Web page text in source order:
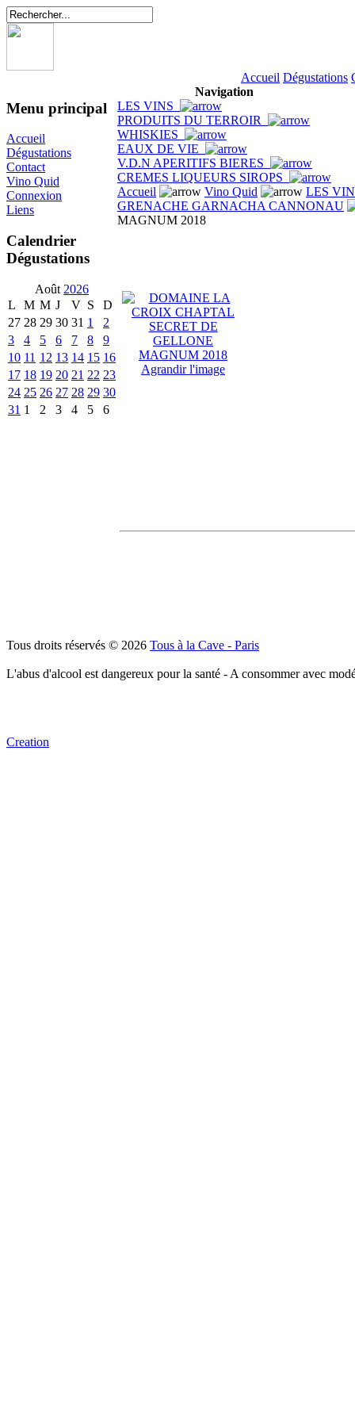
Accueil Dégustations
Menu principal
Accueil
Dégustations
Contact
Vino Quid
Connexion
Liens
Calendrier
Dégustations
Août 2026
L
M M J V S
D
27 28 29 30 31 1
2
3
4 5 6 7 8
9
10 11 12 13 14 15 16
17 18 19 20 21 22 23
24 25 26 27 28 29 30
31 1 2 3 4 5 6
Navigation
LES VINS
PRODUITS DU TERROIR
WHISKIES
EAUX DE VIE
V.D.N APERITIFS BIERES
CREMES LIQUEURS SIROPS
Accueil
Vino Quid
LES
GRENACHE GARNACHA CANNONAU
MAGNUM 2018
Agrandir l'image
Tous droits réservés © 2026 Tous à la Cave - Paris
L'abus d'alcool est dangereux pour la santé - A consommer avec
Creation